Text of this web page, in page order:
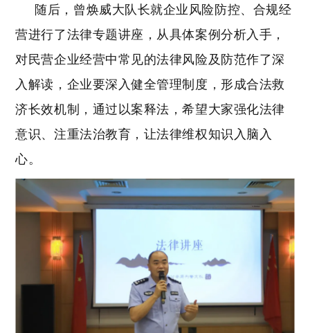
随后，曾焕威大队长就企业风险防控、合规经
营进行了法律专题讲座，从具体案例分析入手，
对民营企业经营中常见的法律风险及防范作了深
入解读，企业要深入健全管理制度，形成合法救
济长效机制，通过以案释法，希望大家强化法律
意识、注重法治教育，让法律维权知识入脑入
心。